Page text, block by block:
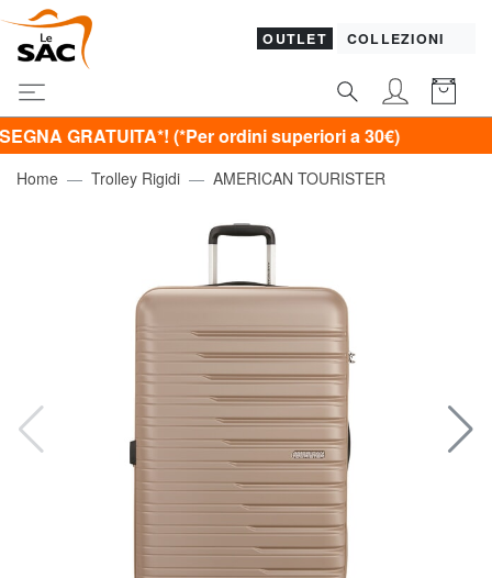
OUTLET COLLEZIONI
GRATUITA*! (*Per ordini superiori a 30€)
Home Trolley Rigidi AMERICAN TOURISTER